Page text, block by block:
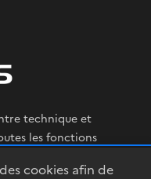
cookies afin de
technique et
les fonctions